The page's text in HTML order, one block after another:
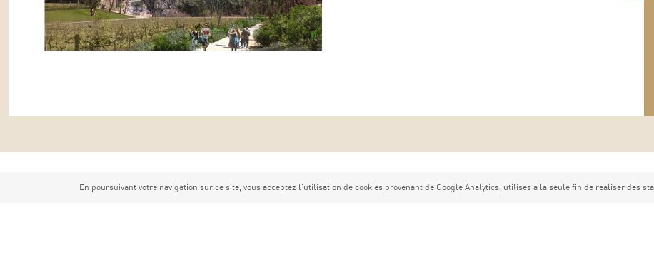
En poursuivant votre navigation sur ce site, vous acceptez l'utilisation de cookies provenant de Google Analytics, utilisés à la seule fin de réaliser des